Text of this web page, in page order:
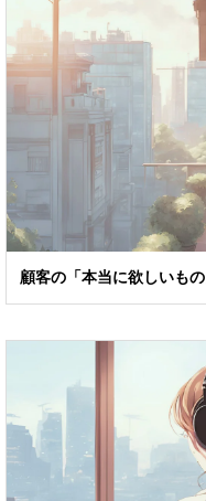
顧客の「本当に欲しいも